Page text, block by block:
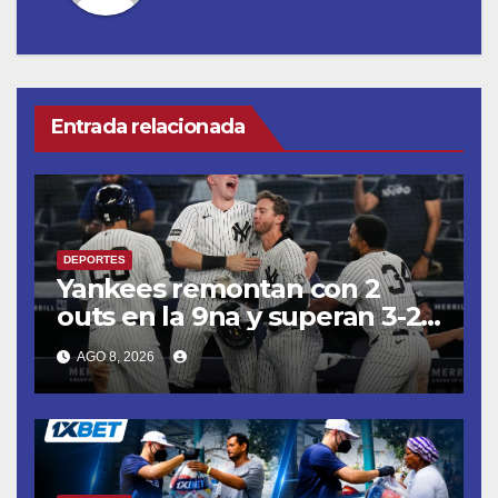
Entrada relacionada
DEPORTES
Yankees remontan con 2
outs en la 9na y superan 3-2
a Bravos en 10 innings tras
larga lluvia
AGO 8, 2026